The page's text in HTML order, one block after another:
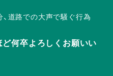
道路での大声で騒ぐ行為
ど何卒よろしくお願いい